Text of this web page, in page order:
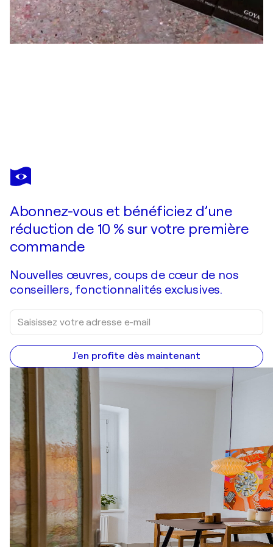
PETER VAHLEFELD
Shopping at Sotheby’s #1
Abonnez-vous et bénéficiez d’une
réduction de 10 % sur votre première
commande
Nouvelles œuvres, coups de cœur de nos
conseillers, fonctionnalités exclusives.
J'en profite dès maintenant